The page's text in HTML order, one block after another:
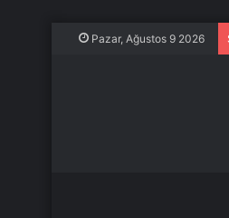
Pazar, Ağustos 9 2026